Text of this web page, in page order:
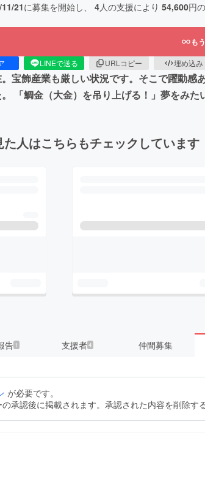
21に募集を開始し、 4人の支援により 54,600円
も
LINEで送る URLコピー 埋め込み
宝飾産業も厳しい状況です。そこで躍動
「鯛金（大金）を吊り上げる！」夢をみた
人はこちらもチェックしています
告 1 支援者4 仲間募集
が必要です。
承認後に掲載されます。承認された内容を削除す